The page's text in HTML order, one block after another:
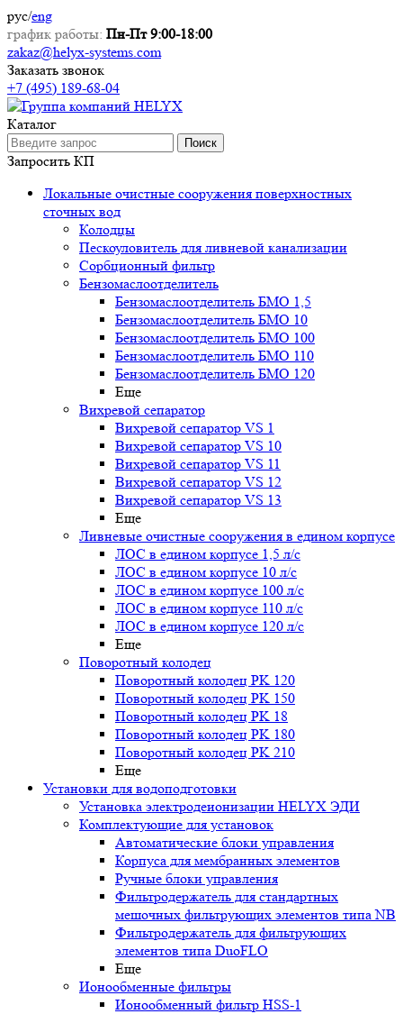
рус/eng
график работы: Пн-Пт 9:00-18:00
zakaz@helyx-systems.com
Заказать звонок
+7 (495) 189-68-04
Каталог
Поиск
Запросить КП
Локальные очистные сооружения поверхностных
сточных вод
Колодцы
Пескоуловитель для ливневой канализации
Сорбционный фильтр
Бензомаслоотделитель
Бензомаслоотделитель БМО 1,5
Бензомаслоотделитель БМО 10
Бензомаслоотделитель БМО 100
Бензомаслоотделитель БМО 110
Бензомаслоотделитель БМО 120
Еще
Вихревой сепаратор
Вихревой сепаратор VS 1
Вихревой сепаратор VS 10
Вихревой сепаратор VS 11
Вихревой сепаратор VS 12
Вихревой сепаратор VS 13
Еще
Ливневые очистные сооружения в едином корпусе
ЛОС в едином корпусе 1,5 л/с
ЛОС в едином корпусе 10 л/с
ЛОС в едином корпусе 100 л/с
ЛОС в едином корпусе 110 л/с
ЛОС в едином корпусе 120 л/с
Еще
Поворотный колодец
Поворотный колодец PK 120
Поворотный колодец PK 150
Поворотный колодец PK 18
Поворотный колодец PK 180
Поворотный колодец PK 210
Еще
Установки для водоподготовки
Установка электродеионизации HELYX ЭДИ
Комплектующие для установок
Автоматические блоки управления
Корпуса для мембранных элементов
Ручные блоки управления
Фильтродержатель для стандартных
мешочных фильтрующих элементов типа NB
Фильтродержатель для фильтрующих
элементов типа DuoFLO
Еще
Ионообменные фильтры
Ионообменный фильтр HSS-1